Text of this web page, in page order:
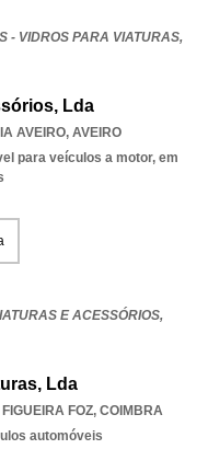
- VIDROS PARA VIATURAS,
Lda
AVEIRO, AVEIRO
para veículos a motor, em
E ACESSÓRIOS,
Lda
FOZ, COIMBRA
automóveis